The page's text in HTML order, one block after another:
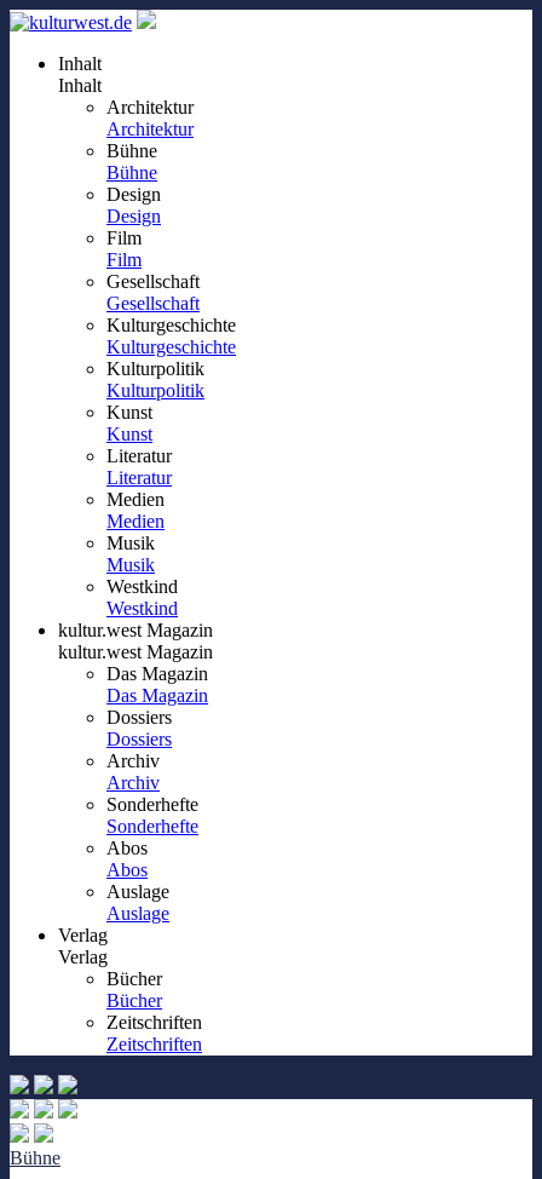
Inhalt
Inhalt
Architektur
Architektur
Bühne
Bühne
Design
Design
Film
Film
Gesellschaft
Gesellschaft
Kulturgeschichte
Kulturgeschichte
Kulturpolitik
Kulturpolitik
Kunst
Kunst
Literatur
Literatur
Medien
Medien
Musik
Musik
Westkind
Westkind
kultur.west Magazin
kultur.west Magazin
Das Magazin
Das Magazin
Dossiers
Dossiers
Archiv
Archiv
Sonderhefte
Sonderhefte
Abos
Abos
Auslage
Auslage
Verlag
Verlag
Bücher
Bücher
Zeitschriften
Zeitschriften
Bühne